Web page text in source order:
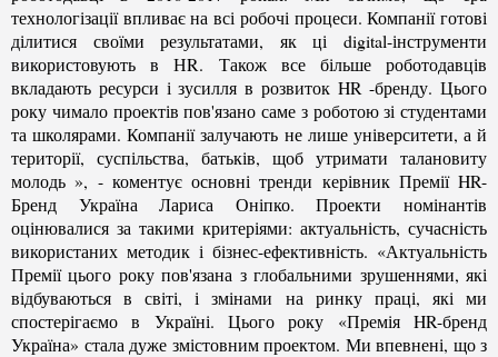
технологізації впливає на всі робочі процеси. Компанії готові
ділитися своїми результатами, як ці digital-інструменти
використовують в НR. Також все більше роботодавців
вкладають ресурси і зусилля в розвиток HR -бренду. Цього
року чимало проектів пов'язано саме з роботою зі студентами
та школярами. Компанії залучають не лише університети, а й
території, суспільства, батьків, щоб утримати талановиту
молодь », - коментує основні тренди керівник Премії HR-
Бренд Україна Лариса Оніпко. Проекти номінантів
оцінювалися за такими критеріями: актуальність, сучасність
використаних методик і бізнес-ефективність. «Актуальність
Премії цього року пов'язана з глобальними зрушеннями, які
відбуваються в світі, і змінами на ринку праці, які ми
спостерігаємо в Україні. Цього року «Премія HR-бренд
Україна» стала дуже змістовним проектом. Ми впевнені, що з